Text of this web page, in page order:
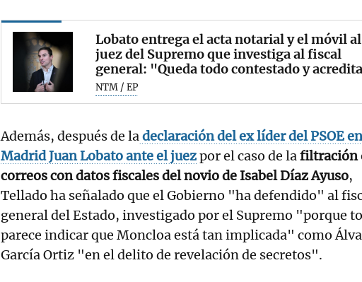
Lobato entrega el acta notarial y el móvil al
juez del Supremo que investiga al fiscal
general: "Queda todo contestado y
NTM / EP
Además, después de ladeclaración del ex líder del PSOE en
Madrid Juan Lobato ante el juezpor el caso de lafiltración
correos con datos fiscales del novio de Isabel Díaz Ayuso,
Tellado ha señalado que el Gobierno "ha defendido" al
general del Estado, investigado por el Supremo "porque
parece indicar que Moncloa está tan implicada" como
García Ortiz "en el delito de revelación de secretos".